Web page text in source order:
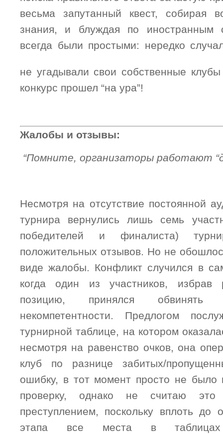
весьма запутанный квест, собирая
знания, и блуждая по иностранным
всегда были простыми: нередко
не угадывали свои собственные
конкурс прошел “на ура”!
Жалобы и отзывы:
“Помните, организаторы работают
Несмотря на отсутствие постоянной
турнира вернулись лишь семь
победителей и финалиста)
положительных отзывов. Но не
виде жалобы. Конфликт случился в
когда один из участников, избрав
позицию, принялся обвинять
некомпетентности. Предлогом
турнирной таблице, на котором
несмотря на равенство очков, она
клуб по разнице забитых/
ошибку, в тот момент просто не
проверку, однако не считаю
преступлением, поскольку вплоть до
этапа все места в